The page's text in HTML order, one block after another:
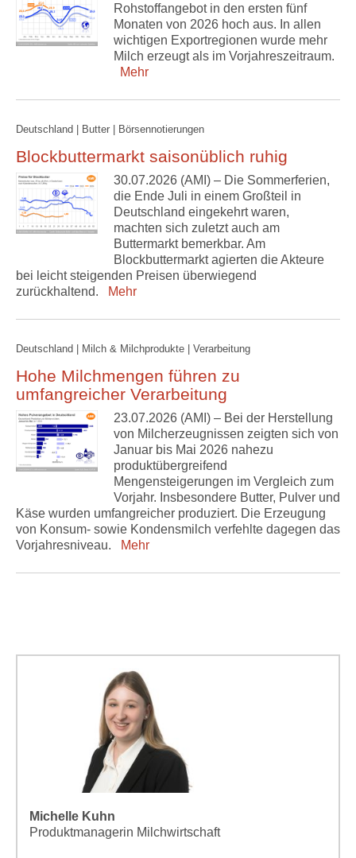
Rohstoffangebot in den ersten fünf
Monaten von 2026 hoch aus. In allen
wichtigen Exportregionen wurde mehr
Milch erzeugt als im Vorjahreszeitraum.
Mehr
Deutschland | Butter | Börsennotierungen
Blockbuttermarkt saisonüblich ruhig
30.07.2026 (AMI) – Die Sommerferien,
die Ende Juli in einem Großteil in
Deutschland eingekehrt waren,
machten sich zuletzt auch am
Buttermarkt bemerkbar. Am
Blockbuttermarkt agierten die Akteure
bei leicht steigenden Preisen überwiegend
zurückhaltend.
Mehr
Deutschland | Milch & Milchprodukte | Verarbeitung
Hohe Milchmengen führen zu
umfangreicher Verarbeitung
23.07.2026 (AMI) – Bei der Herstellung
von Milcherzeugnissen zeigten sich von
Januar bis Mai 2026 nahezu
produktübergreifend
Mengensteigerungen im Vergleich zum
Vorjahr. Insbesondere Butter, Pulver und
Käse wurden umfangreicher produziert. Die Erzeugung
von Konsum- sowie Kondensmilch verfehlte dagegen das
Vorjahresniveau.
Mehr
Michelle Kuhn
Produktmanagerin Milchwirtschaft